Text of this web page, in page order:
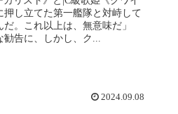
し立てた第一艦隊と対峙して
。これ以上は、無意味だ」
告に、しかし、ク...
2024.09.08